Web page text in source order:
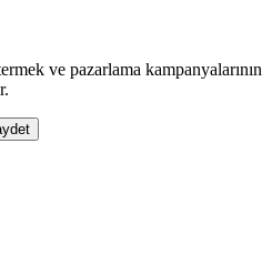
ve pazarlama kampanyalarının